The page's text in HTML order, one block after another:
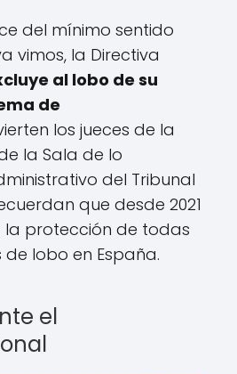
del mínimo sentido
vimos, la Directiva
al lobo de su
de
los jueces de la
la Sala de lo
del Tribunal
que desde 2021
la protección de todas
lobo en España.
el